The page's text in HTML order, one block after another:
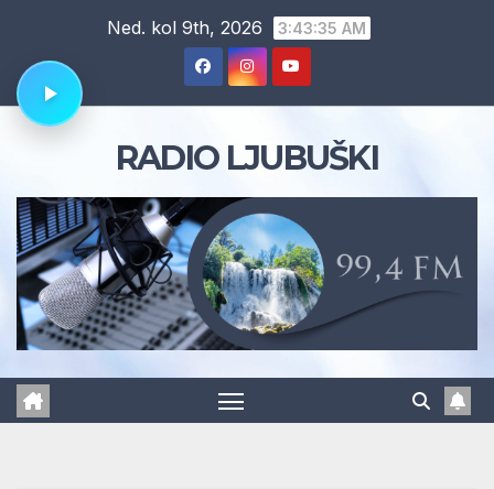
content
Ned. kol 9th, 2026 3:43:35 AM
RADIO LJUBUŠKI